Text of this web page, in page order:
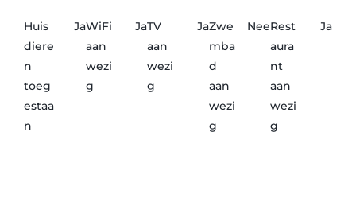
Huis
diere
n
toeg
estaa
n
JaWiFi
aan
wezi
g
JaTV
aan
wezi
g
JaZwe
mba
d
aan
wezi
g
NeeRest
aura
nt
aan
wezi
g
Ja